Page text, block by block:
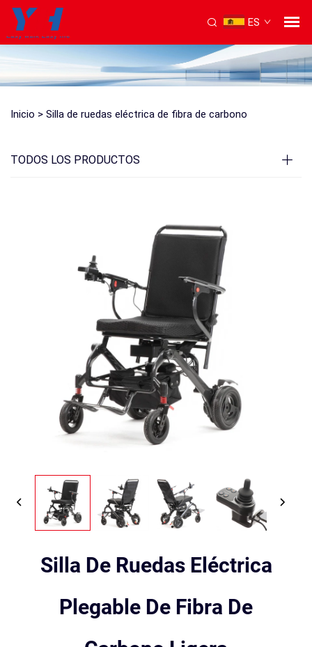
ES
Inicio > Silla de ruedas eléctrica de fibra de carbono
TODOS LOS PRODUCTOS
Silla De Ruedas Eléctrica
Plegable De Fibra De